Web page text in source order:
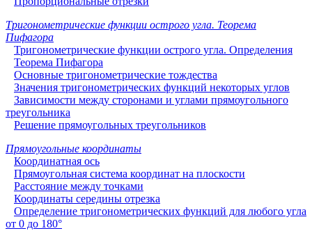
Тригонометрические функции острого угла. Теорема
Пифагора
Тригонометрические функции острого угла. Определения
Теорема Пифагора
Основные тригонометрические тождества
Значения тригонометрических функций некоторых углов
Зависимости между сторонами и углами прямоугольного
треугольника
Решение прямоугольных треугольников
Прямоугольные координаты
Координатная ось
Прямоугольная система координат на плоскости
Расстояние между точками
Координаты середины отрезка
Определение тригонометрических функций для любого угла
от 0 до 180°